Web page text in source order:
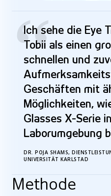
“
Ich sehe die Eye
Tobii als einen
schnellen und
Geschäften mit
Möglichkeiten,
Glasses X-Serie
Laborumgebung
DR. POJA SHAMS,
UNIVERSITÄT KARLSTAD
Methode